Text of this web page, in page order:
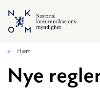
Hopp til hovedinnhold
Hjem
Nye